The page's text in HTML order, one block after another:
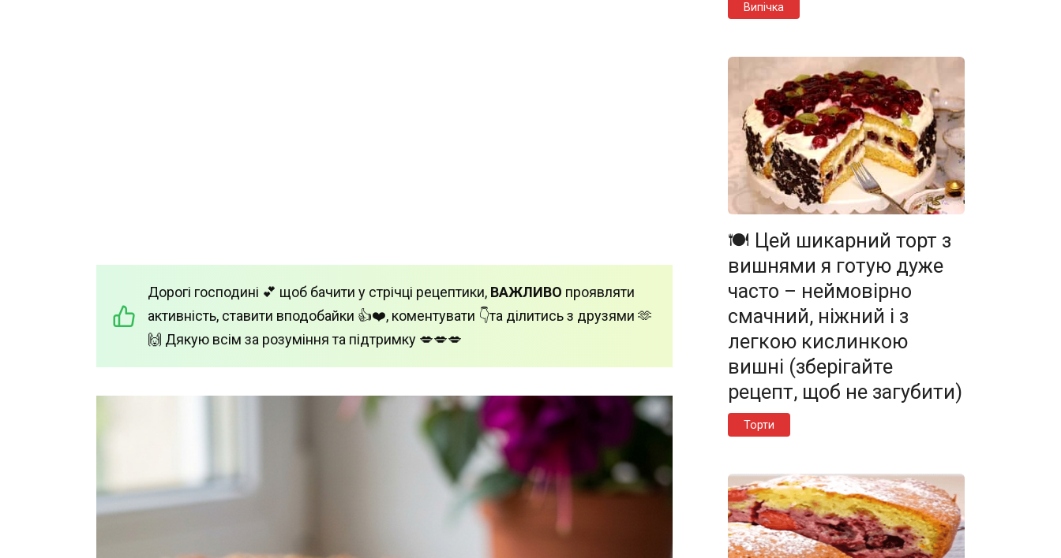
Дорогі господині 💕 щоб бачити у стрічці рецептики, ВАЖЛИВО проявляти
активність, ставити вподобайки 👍❤️, коментувати 👇та ділитись з друзями 🫶
🙌 Дякую всім за розуміння та підтримку 💋💋💋
Випічка
🍽️ Цей шикарний торт з
вишнями я готую дуже
часто – неймовірно
смачний, ніжний і з
легкою кислинкою
вишні (зберігайте
рецепт, щоб не загубити)
Торти